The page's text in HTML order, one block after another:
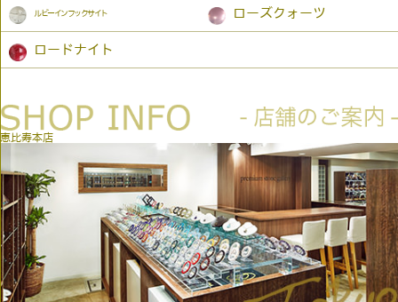
ルビーインフックサイト ローズクォーツ
ロードナイト
恵比寿本店